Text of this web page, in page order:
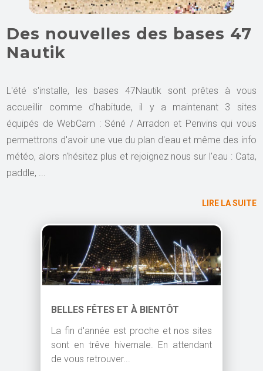
Des nouvelles des bases 47
Nautik
L'été s'installe, les bases 47Nautik sont prêtes à vous
accueillir comme d'habitude, il y a maintenant 3 sites
équipés de WebCam : Séné / Arradon et Penvins qui vous
permettrons d'avoir une vue du plan d'eau et même des info
météo, alors n'hésitez plus et rejoignez nous sur l'eau : Cata,
paddle, ...
LIRE LA SUITE
BELLES FÊTES ET À BIENTÔT
La fin d'année est proche et nos sites
sont en trêve hivernale. En attendant
de vous retrouver...